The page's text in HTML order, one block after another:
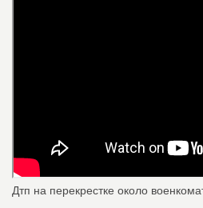
Дтп на перекрестке около